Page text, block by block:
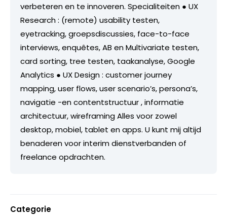
verbeteren en te innoveren. Specialiteiten ● UX
Research : (remote) usability testen,
eyetracking, groepsdiscussies, face-to-face
interviews, enquêtes, AB en Multivariate testen,
card sorting, tree testen, taakanalyse, Google
Analytics ● UX Design : customer journey
mapping, user flows, user scenario’s, persona’s,
navigatie -en contentstructuur , informatie
architectuur, wireframing Alles voor zowel
desktop, mobiel, tablet en apps. U kunt mij altijd
benaderen voor interim dienstverbanden of
freelance opdrachten.
Categorie